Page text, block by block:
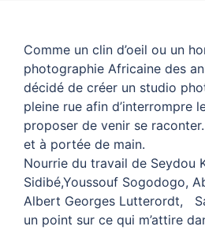
Comme un clin d’oeil ou un
photographie Africaine des
décidé de créer un studio
pleine rue afin d’interrompre
proposer de venir se
et à portée de main.
Nourrie du travail de Seydou
Sidibé,Youssouf Sogodogo,
Albert Georges Lutterordt,
un point sur ce qui m’attire